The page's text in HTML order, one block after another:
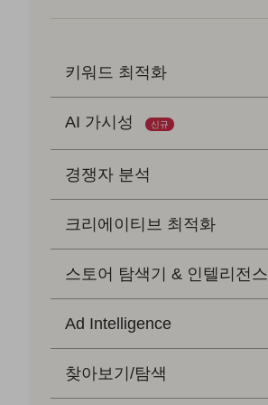
키워드 최적화
AI 가시성 신규
경쟁자 분석
크리에이티브 최적화
스토어 탐색기 & 인텔리전스
Ad Intelligence
찾아보기/탐색